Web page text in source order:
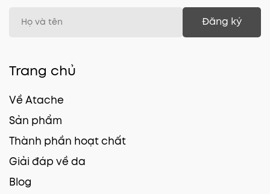
Đăng ký
Trang chủ
Về Atache
Sản phẩm
Thành phần hoạt chất
Giải đáp về da
Blog